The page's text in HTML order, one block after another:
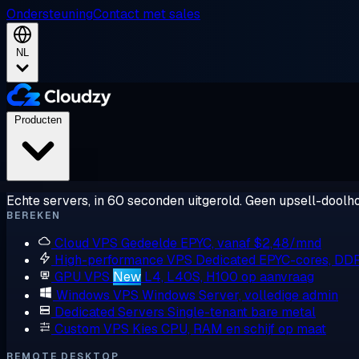
OndersteuningContact met sales
NL
Echte servers, in 60 seconden uitgerold. Geen upsell-
BEREKEN
Cloud VPS Gedeelde EPYC, vanaf $2,48/mnd
High-performance VPS Dedicated EPYC-cores,
GPU VPS New L4, L40S, H100 op aanvraag
Windows VPS Windows Server, volledige admin
Dedicated Servers Single-tenant bare metal
Custom VPS Kies CPU, RAM en schijf op maat